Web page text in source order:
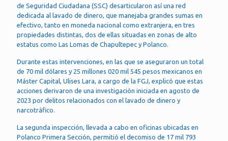
de Seguridad Ciudadana (SSC) desarticularon así una red
dedicada al lavado de dinero, que manejaba grandes sumas en
efectivo, tanto en moneda nacional como extranjera, en tres
propiedades distintas, dos de ellas situadas en zonas de alto
estatus como Las Lomas de Chapultepec y Polanco.
Durante estas intervenciones, en las que se aseguraron un total
de 70 mil dólares y 25 millones 020 mil 545 pesos mexicanos en
Máster Capital, Ulises Lara, a cargo de la FGJ, explicó que estas
acciones derivaron de una investigación iniciada en agosto de
2023 por delitos relacionados con el lavado de dinero y
narcotráfico.
La segunda inspección, llevada a cabo en oficinas ubicadas en
Polanco Primera Sección, permitió el decomiso de 17 mil 793